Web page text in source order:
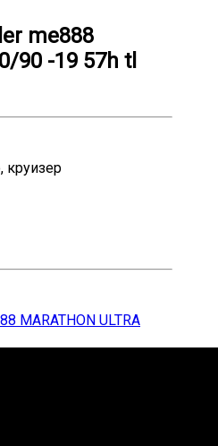
me888
90 -19 57h tl
круизер
MARATHON ULTRA